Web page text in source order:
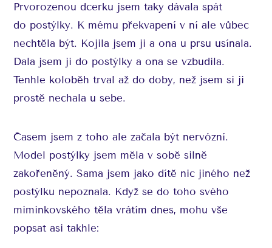
Prvorozenou dcerku jsem taky dávala spát
do postýlky. K mému překvapení v ní ale vůbec
nechtěla být. Kojila jsem ji a ona u prsu usínala.
Dala jsem ji do postýlky a ona se vzbudila.
Tenhle koloběh trval až do doby, než jsem si ji
prostě nechala u sebe.
Časem jsem z toho ale začala být nervózní.
Model postýlky jsem měla v sobě silně
zakořeněný. Sama jsem jako dítě nic jiného než
postýlku nepoznala. Když se do toho svého
miminkovského těla vrátím dnes, mohu vše
popsat asi takhle: